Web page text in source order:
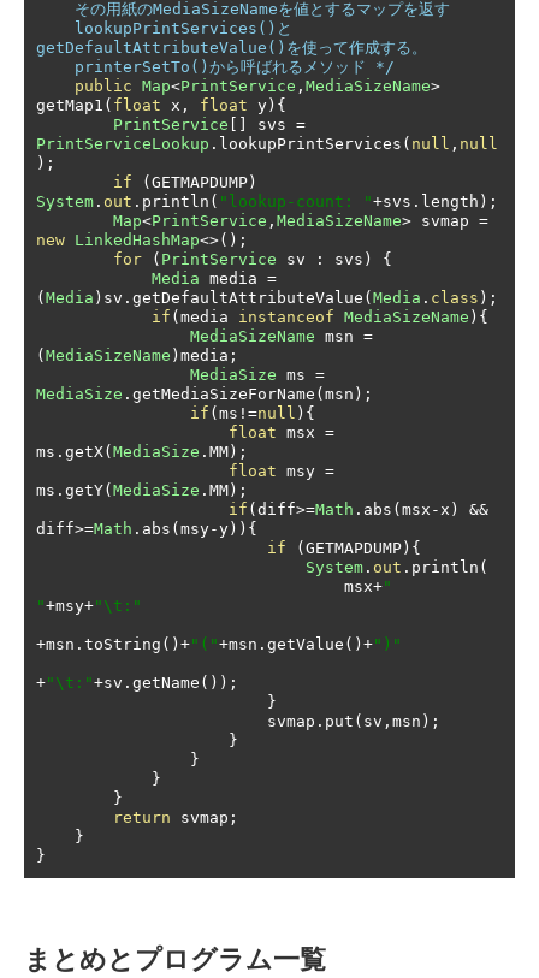
getDefaultAttributeValue()を使って作成する。
    printerSetTo()から呼ばれるメソッド */
public Map<PrintService , MediaSizeName>
getMap1 ( float x , float y ){
PrintService
svs =
PrintServiceLookup . lookupPrintServices ( null , null
);
if
( GETMAPDUMP )
System . out . println ( "lookup-count: "+svs . length );
Map<PrintService , MediaSizeName> svmap =
new LinkedHashMap<>();
for
( PrintService sv : svs )
{
Media media =
( Media ) sv . getDefaultAttributeValue ( Media . class );
if ( media instanceof MediaSizeName ){
MediaSizeName msn =
( MediaSizeName ) media ;
MediaSize ms =
MediaSize . getMediaSizeForName ( msn );
if ( ms !=null ){
float msx =
ms . getX( MediaSize . MM );
float msy =
ms . getY( MediaSize . MM );
if ( diff>=Math . abs ( msx -x )
&&
diff>=Math . abs ( msy-y )){
if
( GETMAPDUMP ){
System . out . println (
                                msx
+"
"+msy+"\t:"
+msn . toString ()+"("+msn . getValue ()+")"
+"\t:"+sv . getName ());
}
                        svmap
. put ( sv , msn );
}
}
}
}
return svmap ;
}
}
まとめとプログラム一覧